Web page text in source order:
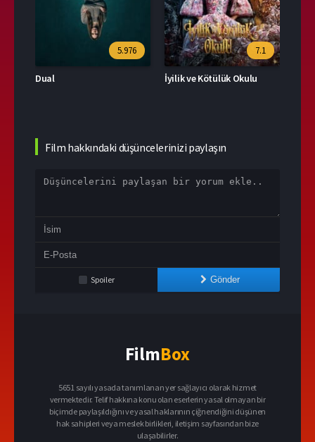
5.976
Dual
7.1
İyilik ve Kötülük Okulu
Film hakkındaki düşüncelerinizi paylaşın
Spoiler Gönder
FilmBox
5651 sayılı yasada tanımlanan yer sağlayıcı olarak hizmet
vermektedir. Telif hakkına konu olan eserlerin yasal olmayan bir
biçimde paylaşıldığını ve yasal haklarının çiğnendiğini düşünen
hak sahipleri veya meslek birlikleri, iletişim sayfasından bize
ulaşabilirler.